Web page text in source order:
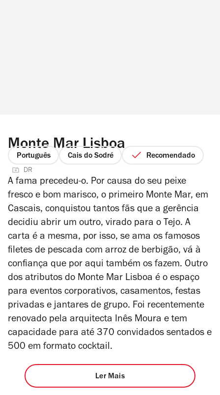
Monte Mar Lisboa
Português Cais do Sodré Recomendado
DR
A fama precedeu-o. Por causa do seu peixe
fresco e bom marisco, o primeiro Monte Mar, em
Cascais, conquistou tantos fãs que a gerência
decidiu abrir um outro, virado para o Tejo. A
carta é a mesma, por isso, se ama os famosos
filetes de pescada com arroz de berbigão, vá à
confiança que por aqui também os fazem. Outro
dos atributos do Monte Mar Lisboa é o espaço
para eventos corporativos, casamentos, festas
privadas e jantares de grupo. Foi recentemente
renovado pela arquitecta Inês Moura e tem
capacidade para até 370 convidados sentados e
500 em formato cocktail.
Ler Mais